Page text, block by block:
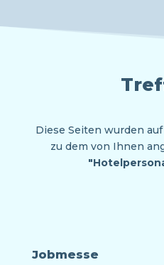
Diese Seiten wurden
zu dem von Ihnen
Jobmesse